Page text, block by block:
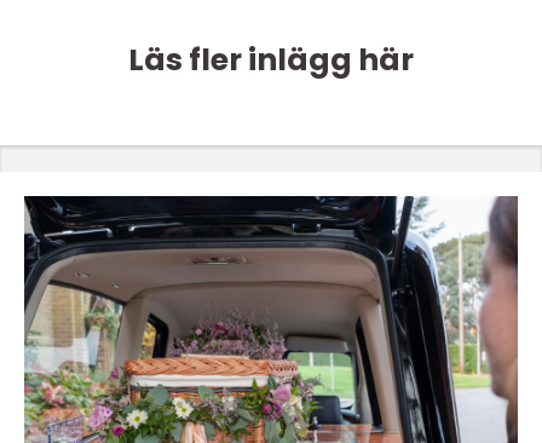
Läs fler inlägg här